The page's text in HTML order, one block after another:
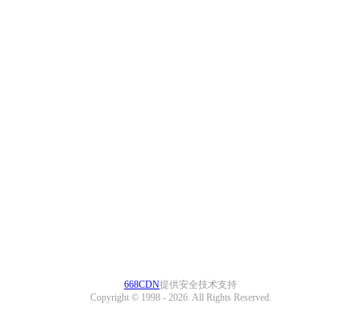
668CDN提供安全技术支持
Copyright © 1998 - 2026. All Rights Reserved.